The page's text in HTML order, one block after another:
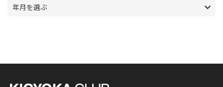
年月を選ぶ